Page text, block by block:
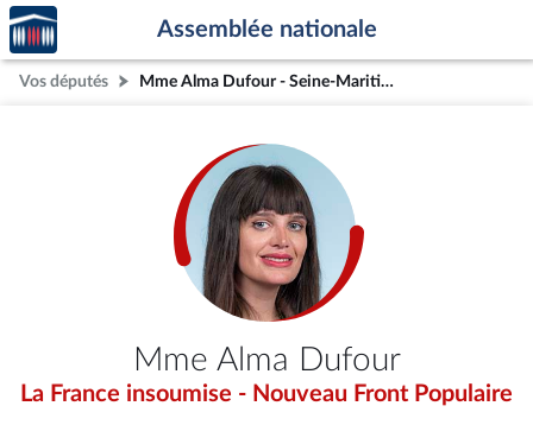
Aller au contenu
Aller en bas de la page
Accèder
à la
page
d'accueil
Assemblée nationale
Vos députés Mme Alma Dufour - Seine-Maritime (4e circonscription)
Mme Alma Dufour
La France insoumise - Nouveau Front Populaire